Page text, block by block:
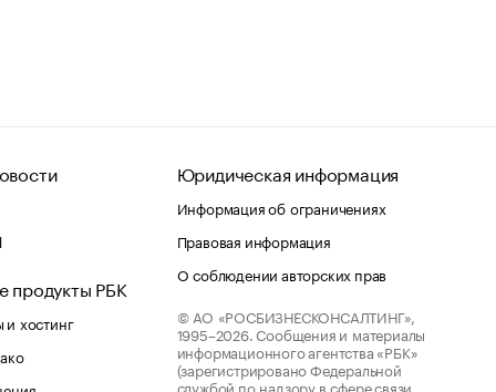
продукты РБК
хостинг
Юридическая информация
Информация об ограничениях
Правовая информация
О соблюдении авторских прав
© АО «РОСБИЗНЕСКОНСАЛТИНГ»,
1995–2026. Сообщения и материалы
информационного агентства «РБК»
(зарегистрировано Федеральной
службой по надзору в сфере связи,